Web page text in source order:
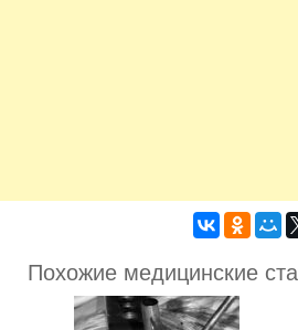
Похожие медицинские